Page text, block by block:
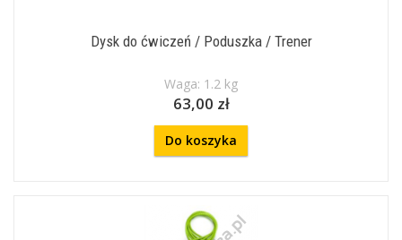
Dysk do ćwiczeń / Poduszka / Trener
Waga: 1.2 kg
63,00 zł
Do koszyka